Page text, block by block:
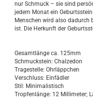
nur Schmuck – sie sind
jedem Monat ein
Menschen wird also dadurch
ist. Die Herkunft der
Gesamtlänge ca. 125mm
Schmuckstein: Chalzedon
Tragestelle: Ohrläppchen
Verschluss: Einfädler
Stil: Minimalistisch
Tropfenlänge: 12 Millimeter;